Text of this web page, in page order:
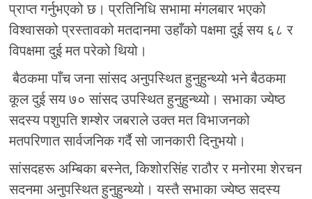
प्राप्त गर्नुभएको छ। प्रतिनिधि सभामा मंगलबार भएको
विश्वासको प्रस्तावको मतदानमा उहाँको पक्षमा दुई सय ६८ र
विपक्षमा दुई मत परेको थियो।
बैठकमा पाँच जना सांसद अनुपस्थित हुनुहुन्थ्यो भने बैठकमा
कूल दुई सय ७० सांसद उपस्थित हुनुहुन्थ्यो। सभाका ज्येष्ठ
सदस्य पशुपति शम्शेर जबराले उक्त मत विभाजनको
मतपरिणात सार्वजनिक गर्दै सो जानकारी दिनुभयो।
सांसदहरू अम्बिका बस्नेत, किशोरसिंह राठौर र मनोरमा शेरचन
सदनमा अनुपस्थित हुनुहुन्थ्यो। यस्तै सभाका ज्येष्ठ सदस्य